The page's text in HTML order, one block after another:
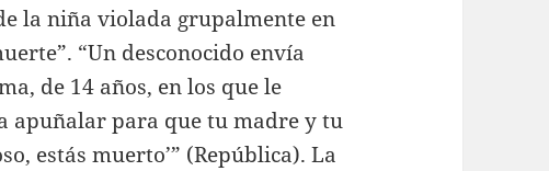
la niña violada grupalmente en
“Un desconocido envía
de 14 años, en los que le
apuñalar para que tu madre y tu
estás muerto’” (República). La